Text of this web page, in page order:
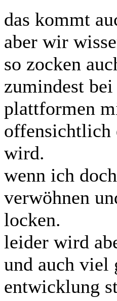
das kommt
aber wir
so zocken
zumindest
plattformen
offensichtlich
wird.
wenn ich
verwöhnen
locken.
leider wird
und auch viel
entwicklung